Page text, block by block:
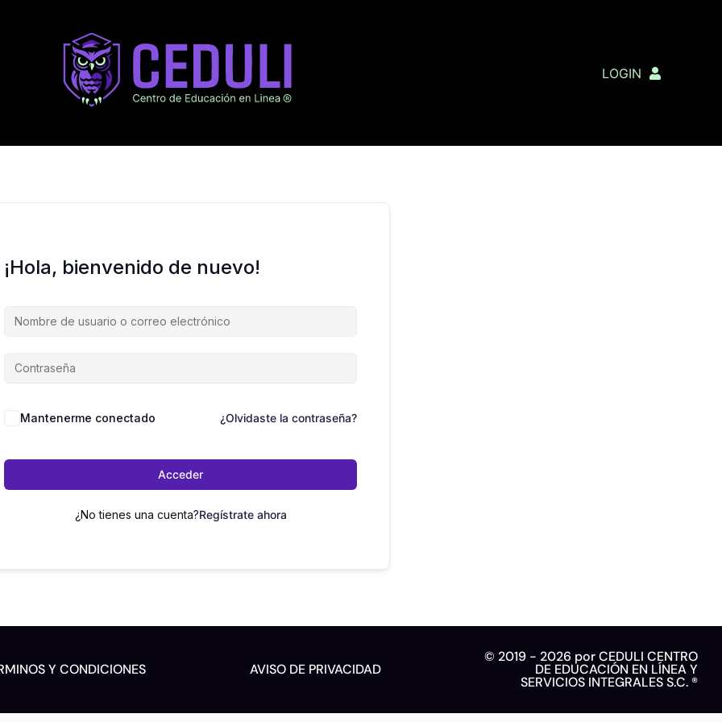
LOGIN
¡Hola, bienvenido de nuevo!
Mantenerme conectado ¿Olvidaste la contraseña?
Acceder
¿No tienes una cuenta?Regístrate ahora
Y CONDICIONES AVISO DE PRIVACIDAD
© 2019 - 2026 por CEDULI CENTRO
DE EDUCACIÓN EN LÍNEA Y
SERVICIOS INTEGRALES S.C. ®